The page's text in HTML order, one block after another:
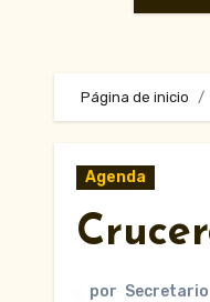
Página de inicio
Agenda
por Secretario